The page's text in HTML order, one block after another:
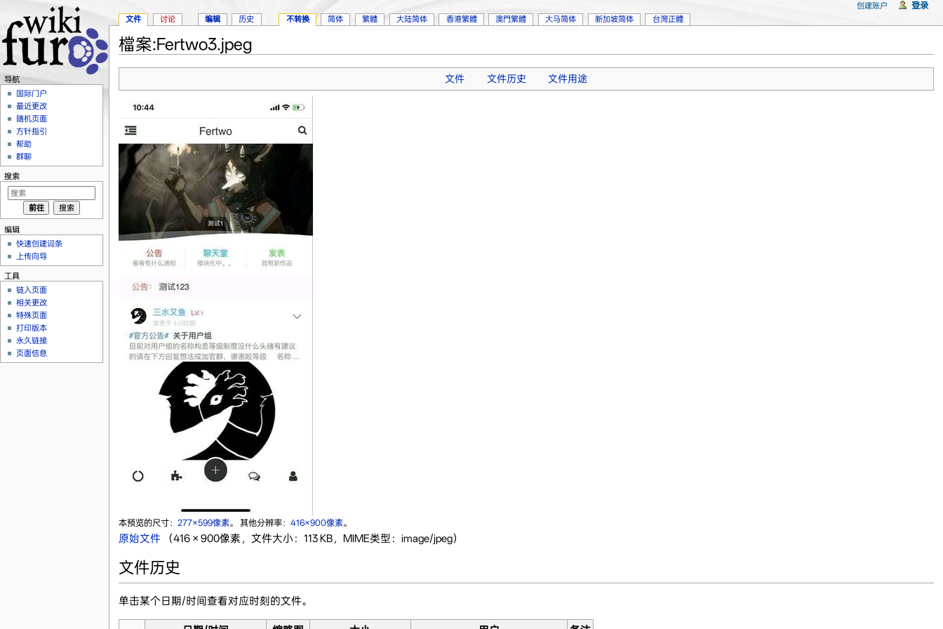
檔案:Fertwo3.jpeg
文件 文件历史 文件用途
本预览的尺寸： 277×599像素。 其他分辨率： 416×900像素。
原始文件‎ （416 × 900像素，文件大小：113 KB，MIME类型：image/jpeg）
文件历史
单击某个日期/时间查看对应时刻的文件。
文件 讨论 编辑 历史 不转换 简体 繁體 大陆简体 香港繁體 澳門繁體 大马简体 新加坡简体 台灣正體
创建账户 登录
导航
国际门户
最近更改
随机页面
方针指引
帮助
群聊
搜索
编辑
快速创建词条
上传向导
工具
链入页面
相关更改
特殊页面
打印版本
永久链接
页面信息